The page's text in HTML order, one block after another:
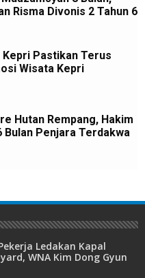
Risma Divonis 2 Tahun 6
Pastikan Terus
Wisata Kepri
Hutan Rempang, Hakim
Bulan Penjara Terdakwa
Ledakan Kapal
WNA Kim Dong Gyun
6 Bulan